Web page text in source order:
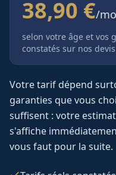
38,90 €/
selon votre âge et vos
constatés sur nos devis
Votre tarif dépend
garanties que vous
suffisent : votre
s'affiche
vous faut pour la suite.